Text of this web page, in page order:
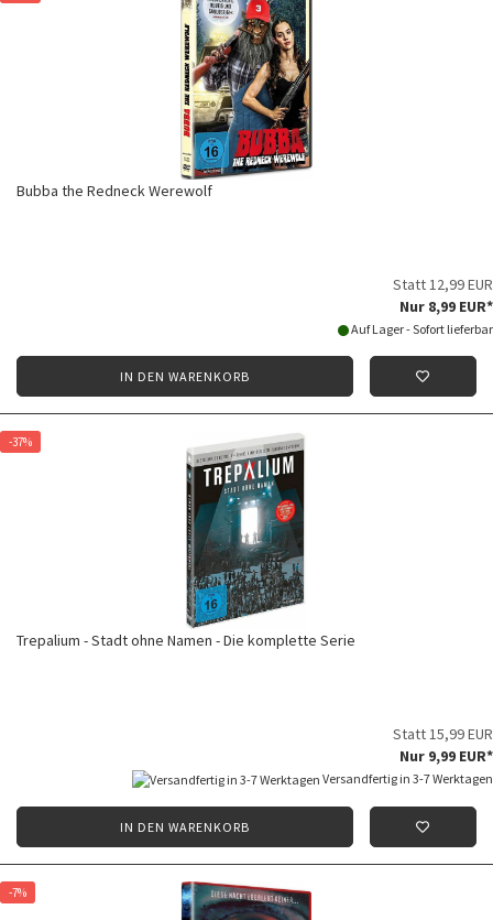
Bubba the Redneck Werewolf
Statt 12,99 EUR
Nur 8,99 EUR*
Auf Lager - Sofort lieferbar
IN DEN WARENKORB
-37%
Trepalium - Stadt ohne Namen - Die komplette Serie
Statt 15,99 EUR
Nur 9,99 EUR*
Versandfertig in 3-7 Werktagen
IN DEN WARENKORB
-7%